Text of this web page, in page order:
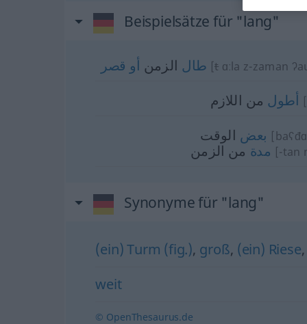
Beispielsätze für "lang"
طال الزمن أو قصر [t ɑːla z-zaman
أطول من اللازم
بعض الوقت
مدة من الزمن [-tan
Synonyme für "lang"
(ein) Turm (fig.), groß, (ein) Riese,
weit
© OpenThesaurus.de